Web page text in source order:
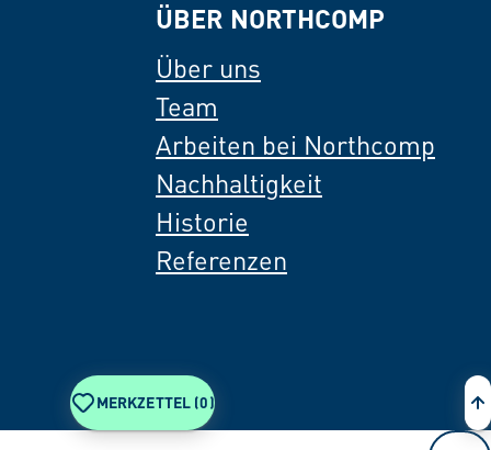
ÜBER NORTHCOMP
Über uns
Team
Arbeiten bei Northcomp
Nachhaltigkeit
Historie
Referenzen
MERKZETTEL (0)